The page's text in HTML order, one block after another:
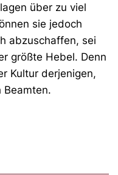
über zu viel
sie jedoch
abzuschaffen, sei
größte Hebel. Denn
Kultur derjenigen,
Beamten.